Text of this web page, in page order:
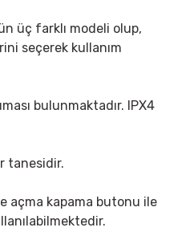
üç farklı modeli olup,
seçerek kullanım
bulunmaktadır. IPX4
tanesidir.
açma kapama butonu ile